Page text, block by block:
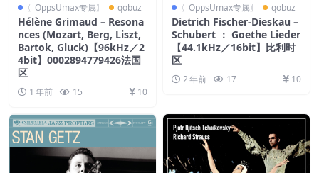
〖OppsUmax专属〗 qobuz
Hélène Grimaud – Resona
nces (Mozart, Berg, Liszt,
Bartok, Gluck)【96kHz／2
4bit】0002894779426法国
区
1 年前 15 10
〖OppsUmax专属〗 qobuz
Dietrich Fischer-Dieskau –
Schubert ： Goethe Lieder
【44.1kHz／16bit】比利时
区
2 年前 17 10